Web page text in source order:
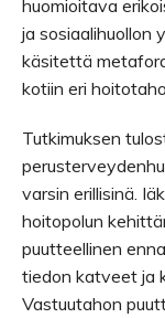
huomioitava
ja sosiaalihuollon
käsitettä
kotiin eri
Tutkimuksen
varsin erillisinä.
hoitopolun
puutteellinen
tiedon katveet ja
Vastuutahon